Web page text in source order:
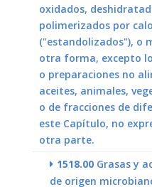
oxidados,
polimerizados por
("estandolizados"), o
otra forma, excepto
o preparaciones no
aceites, animales,
o de fracciones de
este Capítulo, no
otra parte.
1518.00 Grasas y
de origen